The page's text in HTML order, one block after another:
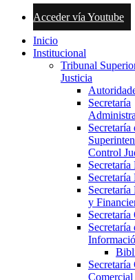
Acceder vía Youtube
Inicio
Institucional
Tribunal
Justicia
Secretaría
Secretaría
Control
Secretaría
Secretaría
Secretaría
y
Secretaría